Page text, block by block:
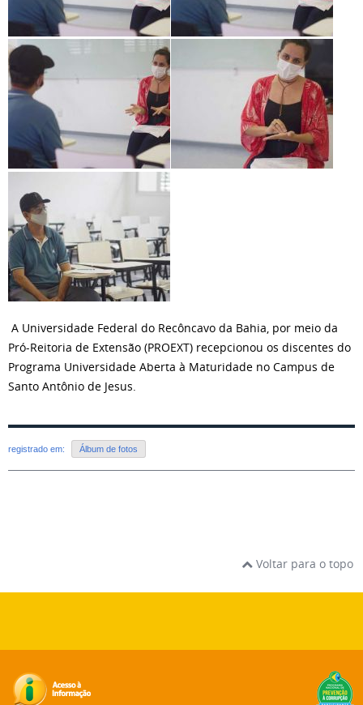
A Universidade Federal do Recôncavo da Bahia, por meio da
Pró-Reitoria de Extensão (PROEXT) recepcionou os discentes do
Programa Universidade Aberta à Maturidade no Campus de
Santo Antônio de Jesus.
registrado em: Álbum de fotos
Voltar para o topo